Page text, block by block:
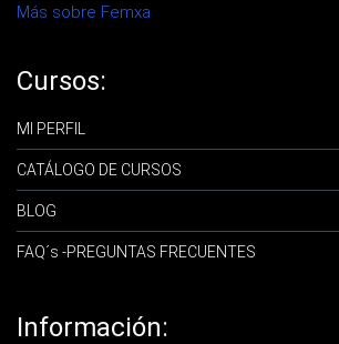
Más sobre Femxa
Cursos:
MI PERFIL
CATÁLOGO DE CURSOS
BLOG
FAQ´s -PREGUNTAS FRECUENTES
Información: